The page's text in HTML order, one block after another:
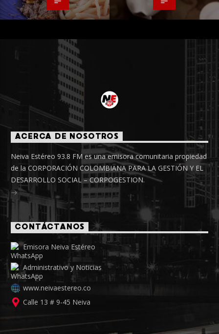
ACERCA DE NOSOTROS
Neiva Estéreo 93.8 FM es una emisora comunitaria propiedad
de la CORPORACIÓN COLOMBIANA PARA LA GESTIÓN Y EL
DESARROLLO SOCIAL – CORPOGESTION.
CONTÁCTANOS
Emisora Neiva Estéreo
Administrativo y Noticias
www.neivaestereo.co
Calle 13 # 9-45 Neiva